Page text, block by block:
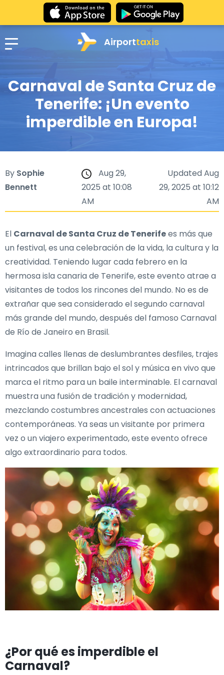
Airporttaxis
Carnaval de Santa Cruz de
Tenerife: ¡Un evento
imperdible en Europa!
By Sophie
Bennett
Aug 29,
2025 at 10:08
AM
Updated Aug
29, 2025 at 10:12
AM
El Carnaval de Santa Cruz de Tenerifees más que
un festival, es una celebración de la vida, la cultura y la
creatividad. Teniendo lugar cada febrero en la
hermosa isla canaria de Tenerife, este evento atrae a
visitantes de todos los rincones del mundo. No es de
extrañar que sea considerado el segundo carnaval
más grande del mundo, después del famoso Carnaval
de Río de Janeiro en Brasil.
Imagina calles llenas de deslumbrantes desfiles, trajes
intrincados que brillan bajo el sol y música en vivo que
marca el ritmo para un baile interminable. El carnaval
muestra una fusión de tradición y modernidad,
mezclando costumbres ancestrales con actuaciones
contemporáneas. Ya seas un visitante por primera
vez o un viajero experimentado, este evento ofrece
algo extraordinario para todos.
¿Por qué es imperdible el
Carnaval?